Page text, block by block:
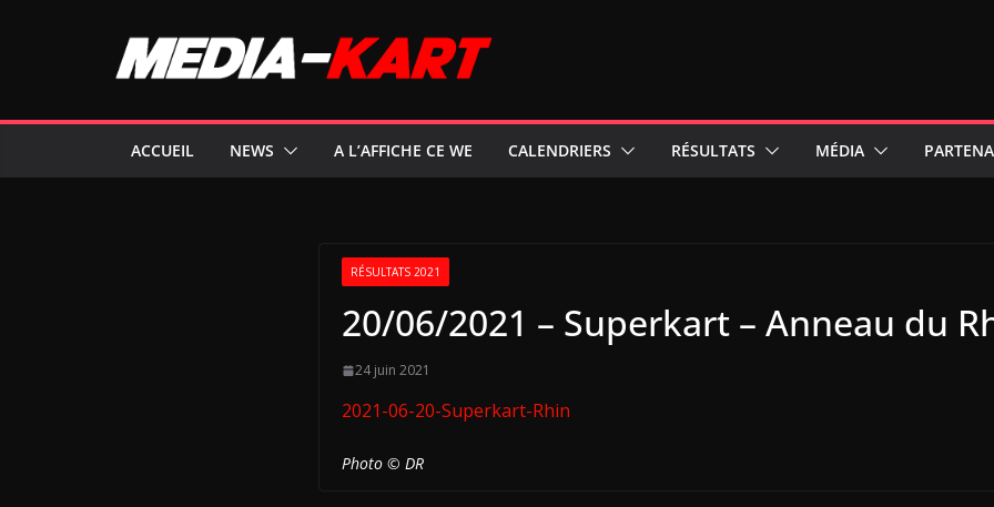
ACCUEIL NEWS A L’AFFICHE CE WE CALENDRIERS RÉSULTATS MÉDIA
RÉSULTATS 2021
20/06/2021 – Superkart – Anneau du
24 juin 2021
2021-06-20-Superkart-Rhin
Photo © DR